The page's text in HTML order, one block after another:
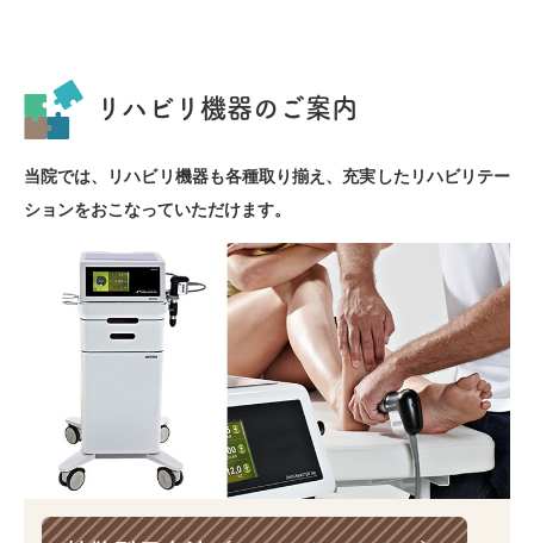
リハビリ機器のご案内
当院では、リハビリ機器も各種取り揃え、充実したリハビリテー
ションをおこなっていただけます。